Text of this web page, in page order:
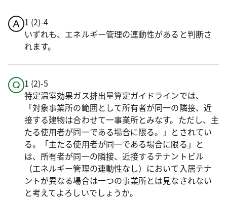
1 (2)-4
いずれも、エネルギー管理の連動性があると判断さ
れます。
1 (2)-5
特定温室効果ガス排出量算定ガイドラインでは、
「対象事業所の範囲として所有者が同一の隣接、近
接する建物は合わせて一事業所とみなす。ただし、主
たる使用者が同一である場合に限る。」とされてい
る。「主たる使用者が同一である場合に限る」と
は、所有者が同一の隣接、近接するテナントビル
（エネルギー管理の連動性なし）において入居テナ
ントが異なる場合は一つの事業所とは見なされない
と考えてよろしいでしょうか。